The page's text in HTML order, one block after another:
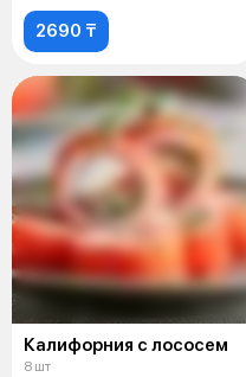
2690 ₸
Калифорния с лососем
8 шт